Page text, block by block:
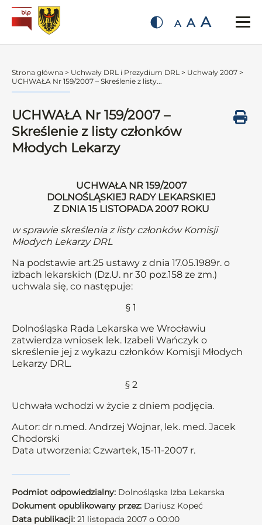
A A A
Strona główna > Uchwały DRL i Prezydium DRL > Uchwały 2007 >
UCHWAŁA Nr 159/2007 – Skreślenie z listy...
UCHWAŁA Nr 159/2007 –
Skreślenie z listy członków
Młodych Lekarzy
UCHWAŁA NR 159/2007
DOLNOŚLĄSKIEJ RADY LEKARSKIEJ
Z DNIA 15 LISTOPADA 2007 ROKU
w sprawie skreślenia z listy członków Komisji
Młodych Lekarzy DRL
Na podstawie art.25 ustawy z dnia 17.05.1989r. o
izbach lekarskich (Dz.U. nr 30 poz.158 ze zm.)
uchwala się, co następuje:
§ 1
Dolnośląska Rada Lekarska we Wrocławiu
zatwierdza wniosek lek. Izabeli Wańczyk o
skreślenie jej z wykazu członków Komisji Młodych
Lekarzy DRL.
§ 2
Uchwała wchodzi w życie z dniem podjęcia.
Autor: dr n.med. Andrzej Wojnar, lek. med. Jacek
Chodorski
Data utworzenia: Czwartek, 15-11-2007 r.
Podmiot odpowiedzialny: Dolnośląska Izba Lekarska
Dokument opublikowany przez: Dariusz Kopeć
Data publikacji: 21 listopada 2007 o 00:00